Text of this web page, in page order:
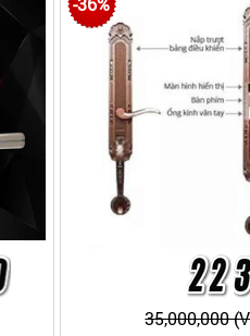
35,000,000